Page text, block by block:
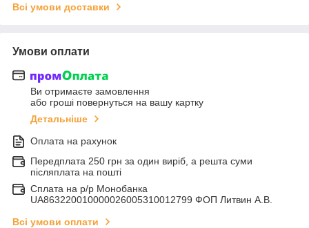
Всі умови доставки
Умови оплати
Ви отримаєте замовлення
або гроші повернуться на вашу картку
Детальніше
Оплата на рахунок
Передплата 250 грн за один виріб, а решта суми
післяплата на пошті
Сплата на р/р Монобанка
UA863220010000026005310012799 ФОП Литвин А.В.
Всі умови оплати